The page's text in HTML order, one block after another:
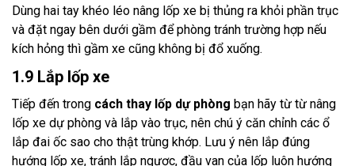
Dùng hai tay khéo léo nâng lốp xe bị thủng ra khỏi phần trục
và đặt ngay bên dưới gầm để phòng tránh trường hợp nếu
kích hỏng thì gầm xe cũng không bị đổ xuống.
1.9 Lắp lốp xe
Tiếp đến trong cách thay lốp dự phòng bạn hãy từ từ nâng
lốp xe dự phòng và lắp vào trục, nên chú ý căn chỉnh các ổ
lắp đai ốc sao cho thật trùng khớp. Lưu ý nên lắp đúng
hướng lốp xe, tránh lắp ngược, đầu van của lốp luôn hướng